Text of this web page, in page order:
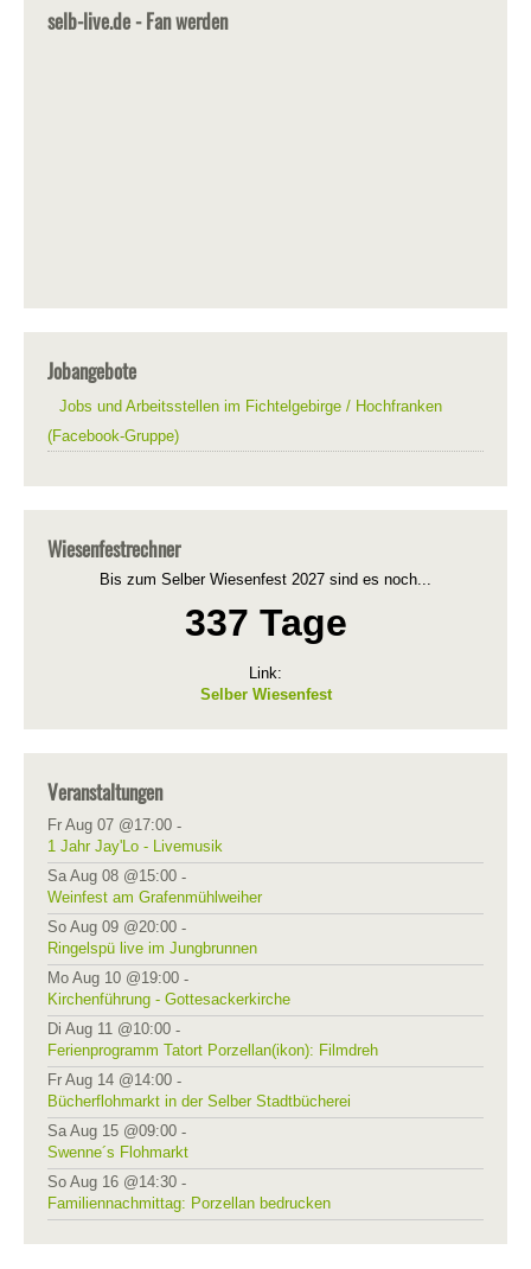
selb-live.de - Fan werden
Jobangebote
Jobs und Arbeitsstellen im Fichtelgebirge / Hochfranken
(Facebook-Gruppe)
Wiesenfestrechner
Bis zum Selber Wiesenfest 2027 sind es noch...
337 Tage
Link:
Selber Wiesenfest
Veranstaltungen
Fr Aug 07 @17:00 -
1 Jahr Jay'Lo - Livemusik
Sa Aug 08 @15:00 -
Weinfest am Grafenmühlweiher
So Aug 09 @20:00 -
Ringelspü live im Jungbrunnen
Mo Aug 10 @19:00 -
Kirchenführung - Gottesackerkirche
Di Aug 11 @10:00 -
Ferienprogramm Tatort Porzellan(ikon): Filmdreh
Fr Aug 14 @14:00 -
Bücherflohmarkt in der Selber Stadtbücherei
Sa Aug 15 @09:00 -
Swenne´s Flohmarkt
So Aug 16 @14:30 -
Familiennachmittag: Porzellan bedrucken